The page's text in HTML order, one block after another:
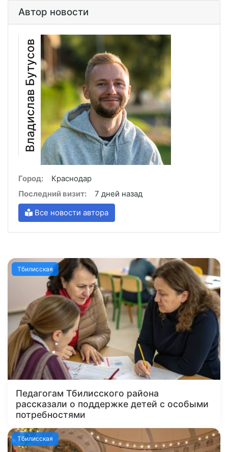
Автор новости
Владислав Бутусов
Город:
Краснодар
Последний визит:
7 дней назад
Все новости автора
Тбилисская
Педагогам Тбилисского района
рассказали о поддержке детей с особыми
потребностями
Тбилисская